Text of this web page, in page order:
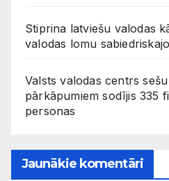
Stiprina latviešu valodas
valodas lomu
Valsts valodas centrs
pārkāpumiem sodījis 335
personas
Jaunākie komentāri